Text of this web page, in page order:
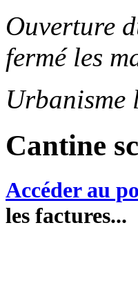
Ouverture
fermé les
Urbanisme
Cantine
Accéder au
les factures...